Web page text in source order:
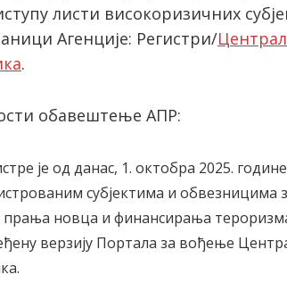
листи високоризичних
Агенције: Регистри/
.
обавештење АПР:
је од данас, 1. октобра 2025.
субјектима и обвезницима
прања новца и финансирања
верзију Портала за вођење